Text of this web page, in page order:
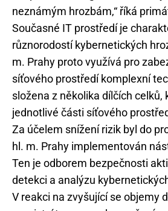
neznámým hrozbám,“ říká
Současné IT prostředí je
různorodostí kybernetických
m. Prahy proto využívá pro
síťového prostředí komplexní
složena z několika dílčích celků,
jednotlivé části síťového
Za účelem snížení rizik byl do
hl. m. Prahy implementován
Ten je odborem bezpečnosti
detekci a analýzu
V reakci na zvyšující se objemy